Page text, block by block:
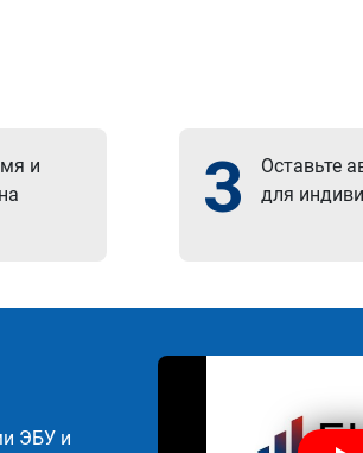
и
3
Оставьте
для
ЭБУ и